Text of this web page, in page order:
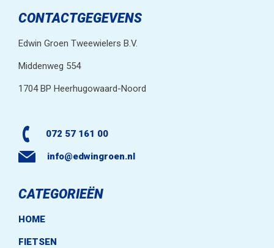
CONTACTGEGEVENS
Edwin Groen Tweewielers B.V.
Middenweg 554
1704 BP Heerhugowaard-Noord
072 57 161 00
info@edwingroen.nl
CATEGORIEËN
HOME
FIETSEN